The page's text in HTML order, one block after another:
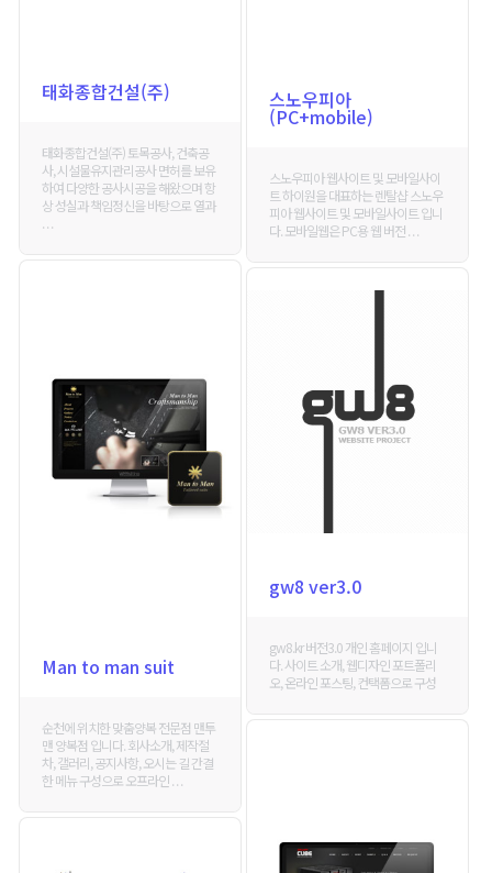
스노우피아
(PC+mobile)
스노우피아 웹사이트 및 모바일사이
트 하이원을 대표하는 렌탈샵 스노우
피아 웹사이트 및 모바일사이트 입니
다. 모바일웹은 PC용 웹 버전 . . .
태화종합건설(주)
태화종합건설(주) 토목공사, 건축공
사, 시설물유지관리공사 면허를 보유
하여 다양한 공사시공을 해왔으며 항
상 성실과 책임정신을 바탕으로 열과
. . .
Man to man suit
순천에 위치한 맞춤양복 전문점 맨투
맨 양복점 입니다. 회사소개, 제작절
차, 갤러리, 공지사항, 오시는 길 간결
한 메뉴 구성으로 오프라인 . . .
gw8 ver3.0
gw8.kr 버전3.0 개인 홈페이지 입니
다. 사이트 소개, 웹디자인 포트폴리
오, 온라인 포스팅, 컨택폼으로 구성